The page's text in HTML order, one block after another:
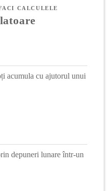
CALCULELE
acumula cu ajutorul unui
depuneri lunare într-un